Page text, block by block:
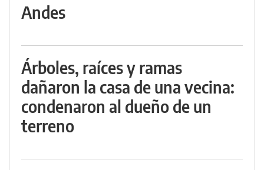
Andes
Árboles, raíces y ramas
dañaron la casa de una vecina:
condenaron al dueño de un
terreno